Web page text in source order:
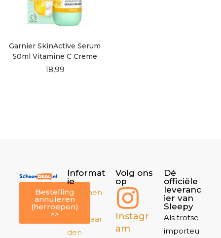
Garnier SkinActive Serum
50ml Vitamine C Creme
SPF25
18,99
Bestelling
annuleren
(herroepen)
>>
Informat
ie
Algemen
e
voorwaar
den
Volg ons
op
Instagr
am
Dé
officiële
leveranc
ier van
Sleepy
Als trotse
importeu